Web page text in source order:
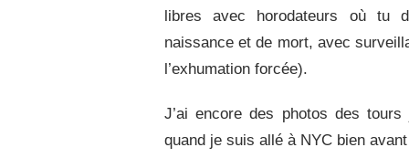
libres avec horodateurs où tu
naissance et de mort, avec
l’exhumation forcée).
J’ai encore des photos des
quand je suis allé à NYC bien